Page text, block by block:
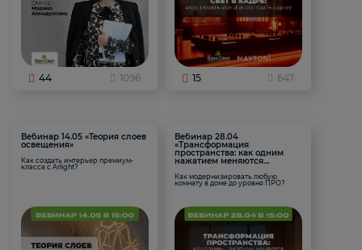
44 1096 15 647
Вебинар 14.05 «Теория слоев
освещения»
Как создать интерьер премиум-
класса с Arlight?
Вебинар 28.04
«Трансформация
пространства: как одним
нажатием меняются
Как модернизировать любую
комнату в доме до уровня ПРО?